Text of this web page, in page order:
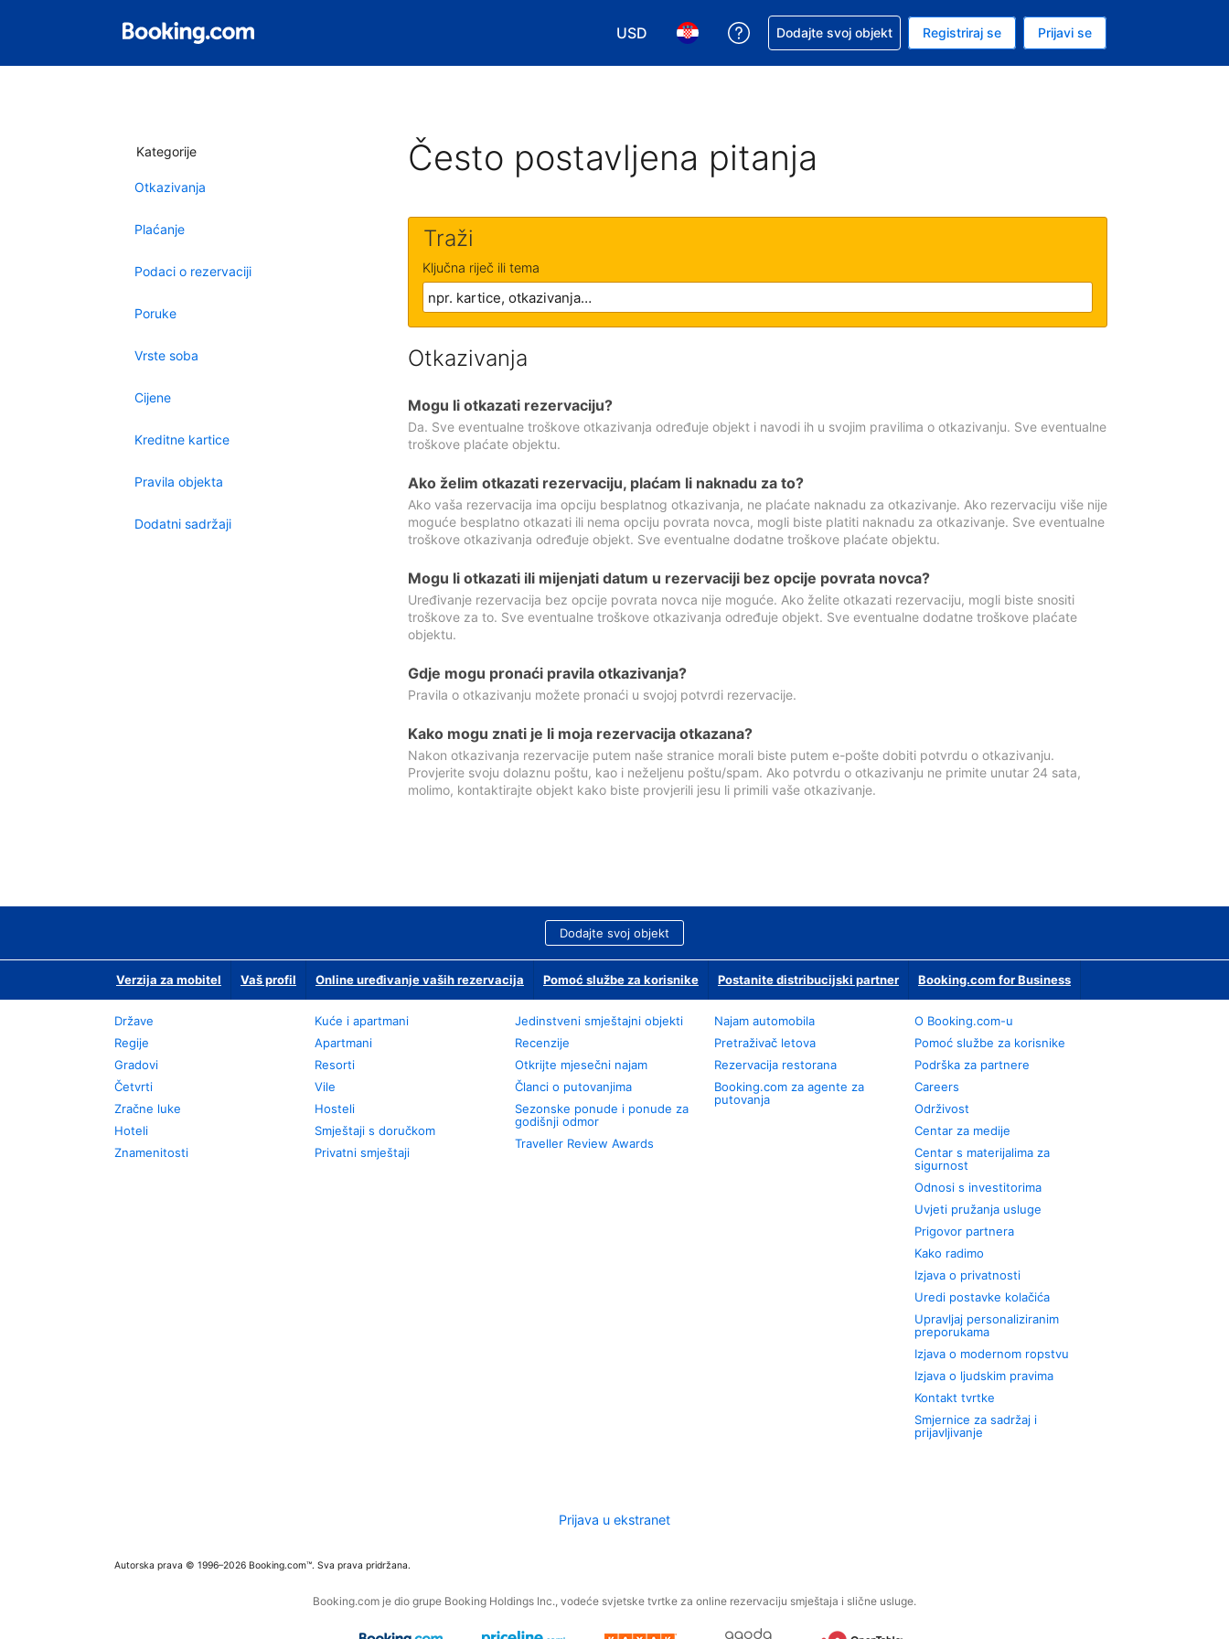
USD
Odaberite valutu. Vaša je trenutačna valuta Američki dolar
Odaberite svoj jezik. Vaš je trenutačni jezik Hrvatskom
Zatražite pomoć sa svojom rezervacijom
Dodajte svoj objekt Registriraj se Prijavi se
Kategorije
Otkazivanja
Plaćanje
Podaci o rezervaciji
Poruke
Vrste soba
Cijene
Kreditne kartice
Pravila objekta
Dodatni sadržaji
Često postavljena pitanja
Traži
Ključna riječ ili tema
Otkazivanja
Mogu li otkazati rezervaciju?
Da. Sve eventualne troškove otkazivanja određuje objekt i navodi ih u svojim pravilima o otkazivanju. Sve eventualne
troškove plaćate objektu.
Ako želim otkazati rezervaciju, plaćam li naknadu za to?
Ako vaša rezervacija ima opciju besplatnog otkazivanja, ne plaćate naknadu za otkazivanje. Ako rezervaciju više nije
moguće besplatno otkazati ili nema opciju povrata novca, mogli biste platiti naknadu za otkazivanje. Sve eventualne
troškove otkazivanja određuje objekt. Sve eventualne dodatne troškove plaćate objektu.
Mogu li otkazati ili mijenjati datum u rezervaciji bez opcije povrata novca?
Uređivanje rezervacija bez opcije povrata novca nije moguće. Ako želite otkazati rezervaciju, mogli biste snositi
troškove za to. Sve eventualne troškove otkazivanja određuje objekt. Sve eventualne dodatne troškove plaćate
objektu.
Gdje mogu pronaći pravila otkazivanja?
Pravila o otkazivanju možete pronaći u svojoj potvrdi rezervacije.
Kako mogu znati je li moja rezervacija otkazana?
Nakon otkazivanja rezervacije putem naše stranice morali biste putem e-pošte dobiti potvrdu o otkazivanju.
Provjerite svoju dolaznu poštu, kao i neželjenu poštu/spam. Ako potvrdu o otkazivanju ne primite unutar 24 sata,
molimo, kontaktirajte objekt kako biste provjerili jesu li primili vaše otkazivanje.
Dodajte svoj objekt
Verzija za mobitel Vaš profil Online uređivanje vaših rezervacija Pomoć službe za korisnike Postanite distribucijski partner Booking.com for Business
Države
Regije
Gradovi
Četvrti
Zračne luke
Hoteli
Znamenitosti
Kuće i apartmani
Apartmani
Resorti
Vile
Hosteli
Smještaji s doručkom
Privatni smještaji
Jedinstveni smještajni objekti
Recenzije
Otkrijte mjesečni najam
Članci o putovanjima
Sezonske ponude i ponude za
godišnji odmor
Traveller Review Awards
Najam automobila
Pretraživač letova
Rezervacija restorana
Booking.com za agente za
putovanja
O Booking.com-u
Pomoć službe za korisnike
Podrška za partnere
Careers
Održivost
Centar za medije
Centar s materijalima za
sigurnost
Odnosi s investitorima
Uvjeti pružanja usluge
Prigovor partnera
Kako radimo
Izjava o privatnosti
Uredi postavke kolačića
Upravljaj personaliziranim
preporukama
Izjava o modernom ropstvu
Izjava o ljudskim pravima
Kontakt tvrtke
Smjernice za sadržaj i
prijavljivanje
Prijava u ekstranet
Autorska prava © 1996–2026 Booking.com™. Sva prava pridržana.
Booking.com je dio grupe Booking Holdings Inc., vodeće svjetske tvrtke za online rezervaciju smještaja i slične usluge.